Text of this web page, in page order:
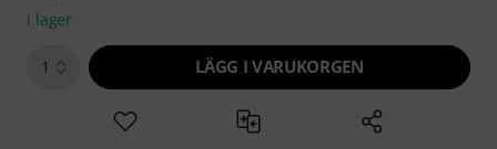
i lager
1 LÄGG I VARUKORGEN